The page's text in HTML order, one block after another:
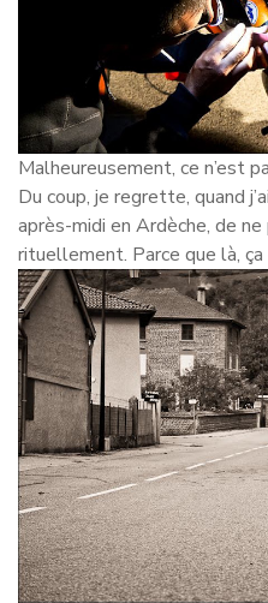
Malheureusement, ce n’est
Du coup, je regrette, quand
après-midi en Ardèche, de
rituellement. Parce que là, ça